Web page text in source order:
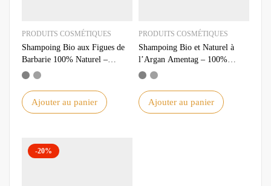
PRODUITS COSMÉTIQUES
Shampoing Bio aux Figues de
Barbarie 100% Naturel –
Amentag
Ajouter au panier
PRODUITS COSMÉTIQUES
Shampoing Bio et Naturel à
l’Argan Amentag – 100%
Naturel et Efficace
Ajouter au panier
-20%